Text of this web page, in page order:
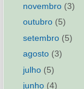
novembro (3)
outubro (5)
setembro (5)
agosto (3)
julho (5)
junho (4)